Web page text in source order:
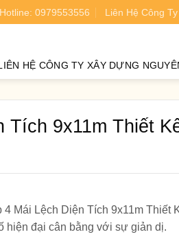
Hotline: 0979553556 Liên Hệ Công
HỆ CÔNG TY XÂY DỰNG
Tích 9x11m Thiết
Mái Lệch Diện Tích 9x11m Thiết
hiện đại cân bằng với sự giản dị.
chi phí xây nhà chính